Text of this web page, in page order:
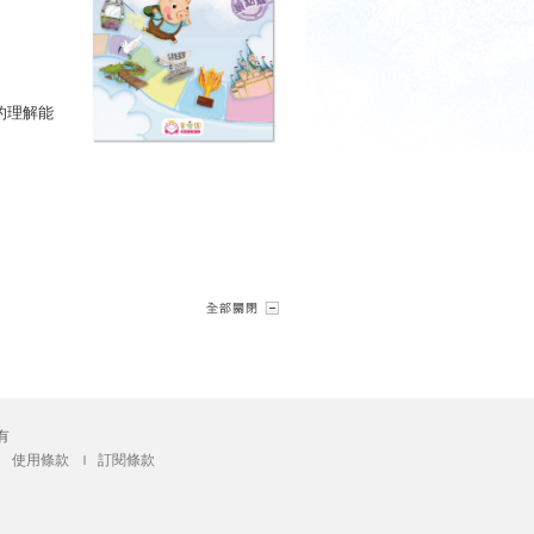
理解能
使用條款
訂閱條款